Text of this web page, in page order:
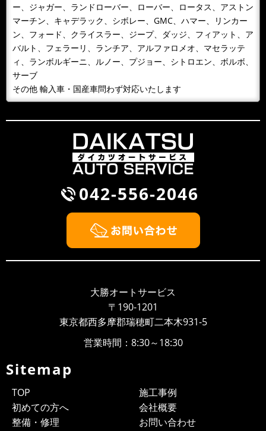
どうぞよろしくお願いいたします...
2018/10/09
NEWS
１０月９日 整備主任者技術講習
１０月９日 整備主任者技術講習会の為ＡＭ１０：００
～ＰＭ４：３０ごろまで工場を閉めています。緊急の場
合携帯に転送となるため042-...
雨が降るとタイヤ屋が儲かる？！
風が吹くと桶屋が儲かるということわざがありますが、
このところ雨が続いて，そのせいかわかりませんが、パ
ンクして走れないから何とかして...
2018/09/30 NEWS
BMW Z3 車検整備
ざいます。このたびウェブサイトを新しく開設いたしま
した。より多くのお客様に大勝オ...
ー、ジャガー、ランドローバー、ローバー、ロータス、アストン
マーチン、キャデラック、シボレー、GMC、ハマー、リンカー
ン、フォード、クライスラー、ジープ、ダッジ、フィアット、ア
バルト、フェラーリ、ランチア、アルファロメオ、マセラッテ
ィ、ランボルギーニ、ルノー、プジョー、シトロエン、ボルボ、
サーブ
その他 輸入車・国産車問わず対応いたします
042-556-2046
大勝オートサービス
〒190-1201
東京都西多摩郡瑞穂町二本木931-5
営業時間：8:30～18:30
Sitemap
TOP
初めての方へ
整備・修理
施工事例
会社概要
お問い合わせ